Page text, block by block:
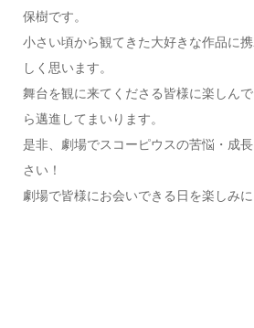
保樹です。
小さい頃から観てきた大好きな作品に
しく思います。
舞台を観に来てくださる皆様に楽しん
ら邁進してまいります。
是非、劇場でスコーピウスの苦悩・成
さい！
劇場で皆様にお会いできる日を楽しみに